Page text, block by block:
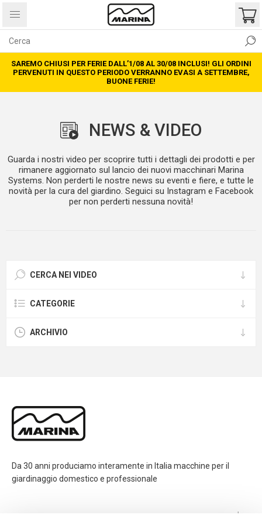
SAREMO CHIUSI PER FERIE DALL’1/08 AL 30/08 INCLUSI! GLI ORDINI
PERVENUTI IN QUESTO PERIODO VERRANNO EVASI A SETTEMBRE,
BUONE FERIE!
NEWS & VIDEO
Guarda i nostri video per scoprire tutti i dettagli dei prodotti e per
rimanere aggiornato sul lancio dei nuovi macchinari Marina
Systems. Non perderti le nostre news su eventi e fiere, e tutte le
novità per la cura del giardino. Seguici su Instagram e Facebook
per non perderti nessuna novità!
CERCA NEI VIDEO
CATEGORIE
ARCHIVIO
Da 30 anni produciamo interamente in Italia macchine per il
giardinaggio domestico e professionale